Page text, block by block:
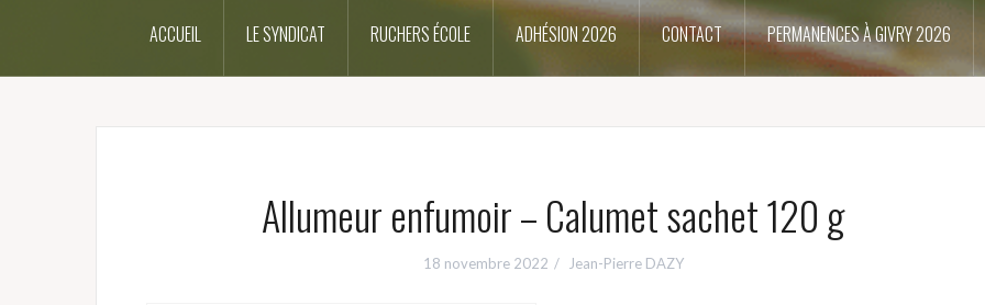
ACCUEIL LE SYNDICAT RUCHERS ÉCOLE ADHÉSION 2026 CONTACT PERMANENCES À GIVRY 2026
Allumeur enfumoir – Calumet sachet 120 g
18 novembre 2022 Jean-Pierre DAZY